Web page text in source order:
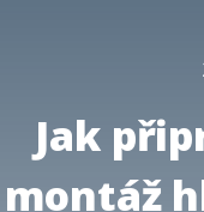
Jak
montáž